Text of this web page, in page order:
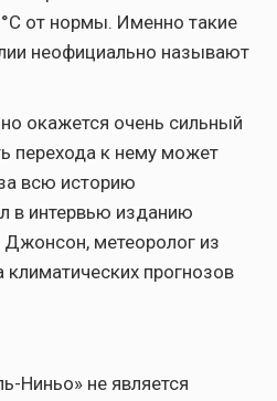
от нормы. Именно такие
неофициально называют
окажется очень сильный
перехода к нему может
всю историю
в интервью изданию
Джонсон, метеоролог из
климатических прогнозов
Ниньо» не является